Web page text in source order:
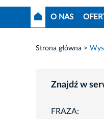
O NAS
Strona główna
Znajdź w
FRAZA: